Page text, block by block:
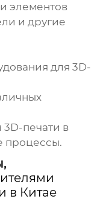
элементов
и другие
для 3D-
печати в
процессы.
в Китае